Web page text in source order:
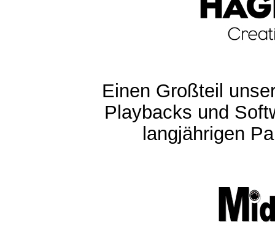
Einen Großteil
Playbacks und
langjährigen